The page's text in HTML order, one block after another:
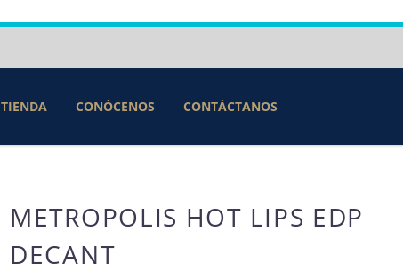
TIENDA CONÓCENOS CONTÁCTANOS
METROPOLIS HOT LIPS EDP
DECANT